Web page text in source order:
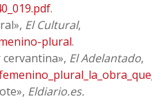
.
El Cultural,
plural.
cervantina», El Adelantado,
Eldiario.es.